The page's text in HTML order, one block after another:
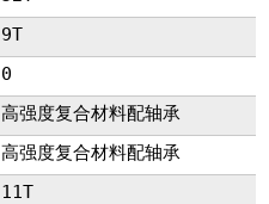
9T
0
高强度复合材料配轴承
高强度复合材料配轴承
11T